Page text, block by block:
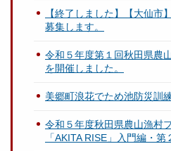
【終了しました】【大仙市
募集します。
令和５年度第１回秋田県農
を開催しました。
美郷町浪花でため池防災訓
令和５年度秋田県農山漁村
「AKITA RISE」入門編・第